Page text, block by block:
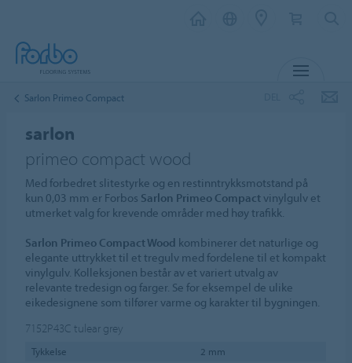
Sarlon Primeo Compact
sarlon
primeo compact wood
Med forbedret slitestyrke og en restinntrykksmotstand på
kun 0,03 mm er Forbos Sarlon Primeo Compact vinylgulv et
utmerket valg for krevende områder med høy trafikk.
Sarlon Primeo Compact Wood kombinerer det naturlige og
elegante uttrykket til et tregulv med fordelene til et kompakt
vinylgulv. Kolleksjonen består av et variert utvalg av
relevante tredesign og farger. Se for eksempel de ulike
eikedesignene som tilfører varme og karakter til bygningen.
7152P43C tulear grey
Tykkelse
2 mm